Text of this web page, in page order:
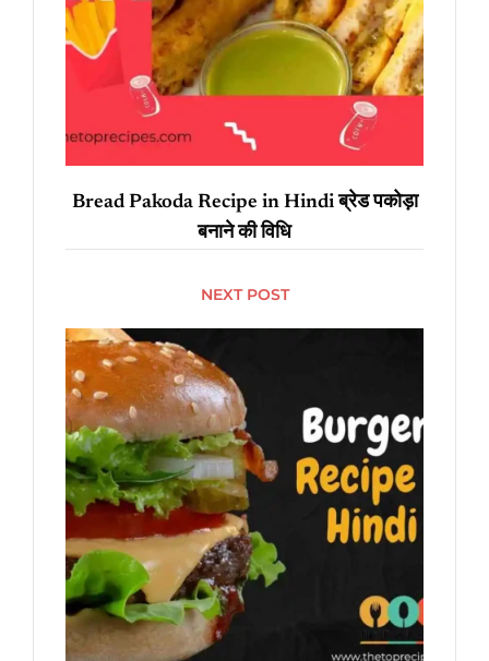
Bread Pakoda Recipe in Hindi ब्रेड पकोड़ा
बनाने की विधि
NEXT POST